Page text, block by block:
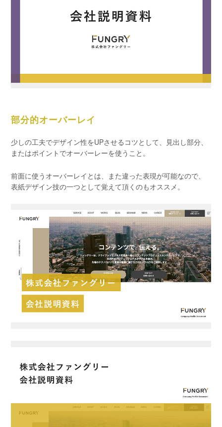
部分的オーバーレイ
少しの工夫でデザイン性をUPさせるコツとして、見出し部分、
またはポイントでオーバーレーを使うこと。
前面に使うオーバーレイとは、また違った表現が可能なので、
表紙デザイン技の一つとして覚えて頂くのもオススメ。